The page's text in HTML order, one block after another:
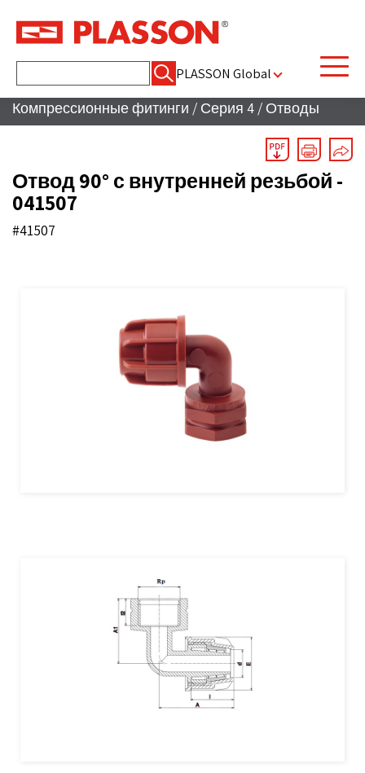
PLASSON Global
Компрессионные фитинги / Серия 4 / Отводы
Отвод 90° с внутренней резьбой -
041507
#41507